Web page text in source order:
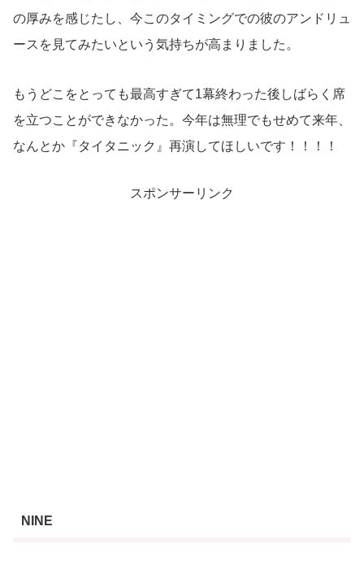
の厚みを感じたし、今このタイミングでの彼のアンドリュ
ースを見てみたいという気持ちが高まりました。
もうどこをとっても最高すぎて1幕終わった後しばらく席
を立つことができなかった。今年は無理でもせめて来年、
なんとか『タイタニック』再演してほしいです！！！！
スポンサーリンク
NINE